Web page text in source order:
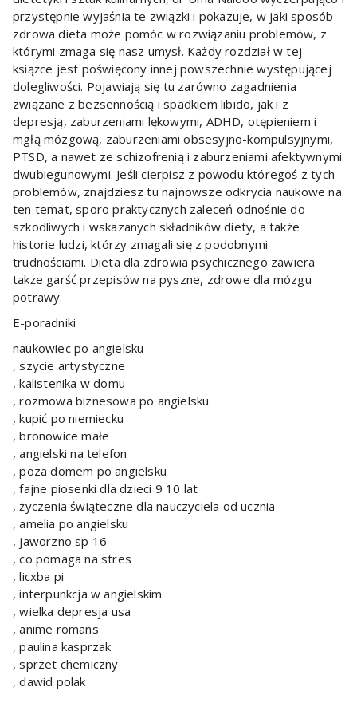
przystępnie wyjaśnia te związki i pokazuje, w jaki sposób
zdrowa dieta może pomóc w rozwiązaniu problemów, z
którymi zmaga się nasz umysł. Każdy rozdział w tej
książce jest poświęcony innej powszechnie występującej
dolegliwości. Pojawiają się tu zarówno zagadnienia
związane z bezsennością i spadkiem libido, jak i z
depresją, zaburzeniami lękowymi, ADHD, otępieniem i
mgłą mózgową, zaburzeniami obsesyjno-kompulsyjnymi,
PTSD, a nawet ze schizofrenią i zaburzeniami afektywnymi
dwubiegunowymi. Jeśli cierpisz z powodu któregoś z tych
problemów, znajdziesz tu najnowsze odkrycia naukowe na
ten temat, sporo praktycznych zaleceń odnośnie do
szkodliwych i wskazanych składników diety, a także
historie ludzi, którzy zmagali się z podobnymi
trudnościami. Dieta dla zdrowia psychicznego zawiera
także garść przepisów na pyszne, zdrowe dla mózgu
potrawy.
E-poradniki
naukowiec po angielsku
, szycie artystyczne
, kalistenika w domu
, rozmowa biznesowa po angielsku
, kupić po niemiecku
, bronowice małe
, angielski na telefon
, poza domem po angielsku
, fajne piosenki dla dzieci 9 10 lat
, życzenia świąteczne dla nauczyciela od ucznia
, amelia po angielsku
, jaworzno sp 16
, co pomaga na stres
, licxba pi
, interpunkcja w angielskim
, wielka depresja usa
, anime romans
, paulina kasprzak
, sprzet chemiczny
, dawid polak